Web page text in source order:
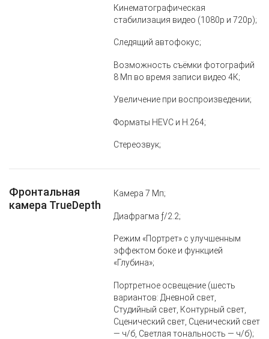
Кинематографическая
стабилизация видео (1080p и 720p);
Следящий автофокус;
Возможность съёмки фотографий
8 Мп во время записи видео 4К;
Увеличение при воспроизведении;
Форматы HEVC и H.264;
Стереозвук;
Фронтальная
камера TrueDepth
Камера 7 Мп;
Диафрагма ƒ/2.2;
Режим «Портрет» с улучшенным
эффектом боке и функцией
«Глубина»;
Портретное освещение (шесть
вариантов: Дневной свет,
Студийный свет, Контурный свет,
Сценический свет, Сценический свет
— ч/б, Светлая тональность — ч/б);